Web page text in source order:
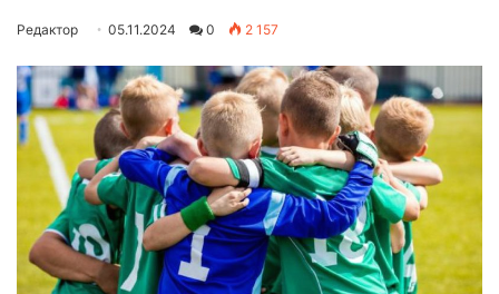
Редактор 05.11.2024 0 2 157